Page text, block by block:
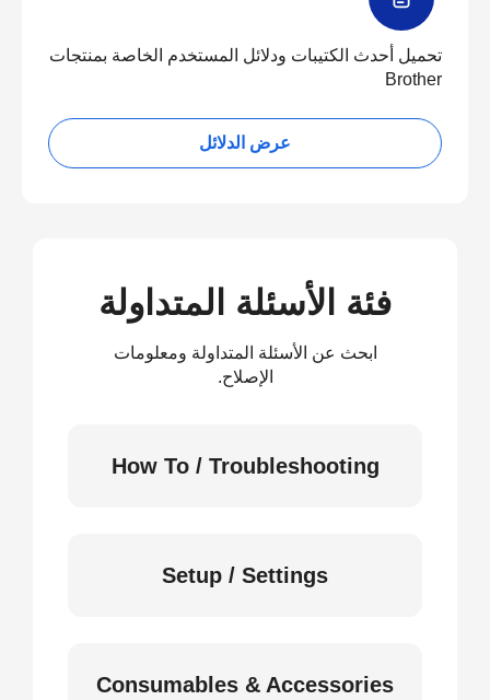
تحميل أحدث الكتيبات ودلائل المستخدم الخاصة بمنتجات
Brother
عرض الدلائل
فئة الأسئلة المتداولة
ابحث عن الأسئلة المتداولة ومعلومات
الإصلاح.
How To / Troubleshooting
Setup / Settings
Consumables & Accessories